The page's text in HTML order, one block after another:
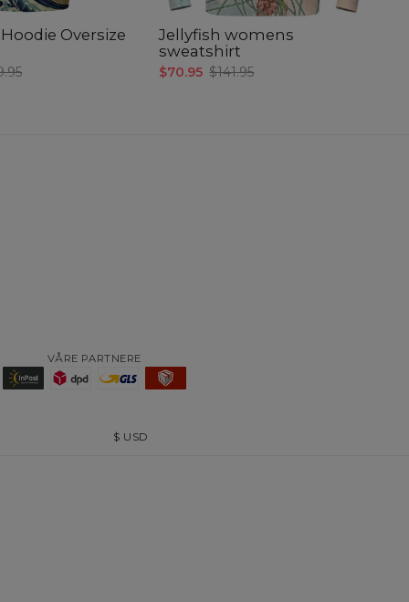
Oversize
Jellyfish womens
sweatshirt
$70.95 $141.95
VÅRE PARTNERE
$ USD